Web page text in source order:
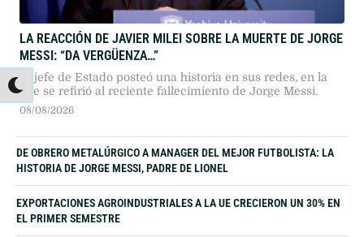
LA REACCIÓN DE JAVIER MILEI SOBRE LA MUERTE DE JORGE
MESSI: “DA VERGÜENZA…”
El jefe de Estado posteó una historia en sus redes, en la
que se refirió al reciente fallecimiento de Jorge Messi.
08/08/2026
DE OBRERO METALÚRGICO A MANAGER DEL MEJOR FUTBOLISTA: LA
HISTORIA DE JORGE MESSI, PADRE DE LIONEL
EXPORTACIONES AGROINDUSTRIALES A LA UE CRECIERON UN 30% EN
EL PRIMER SEMESTRE